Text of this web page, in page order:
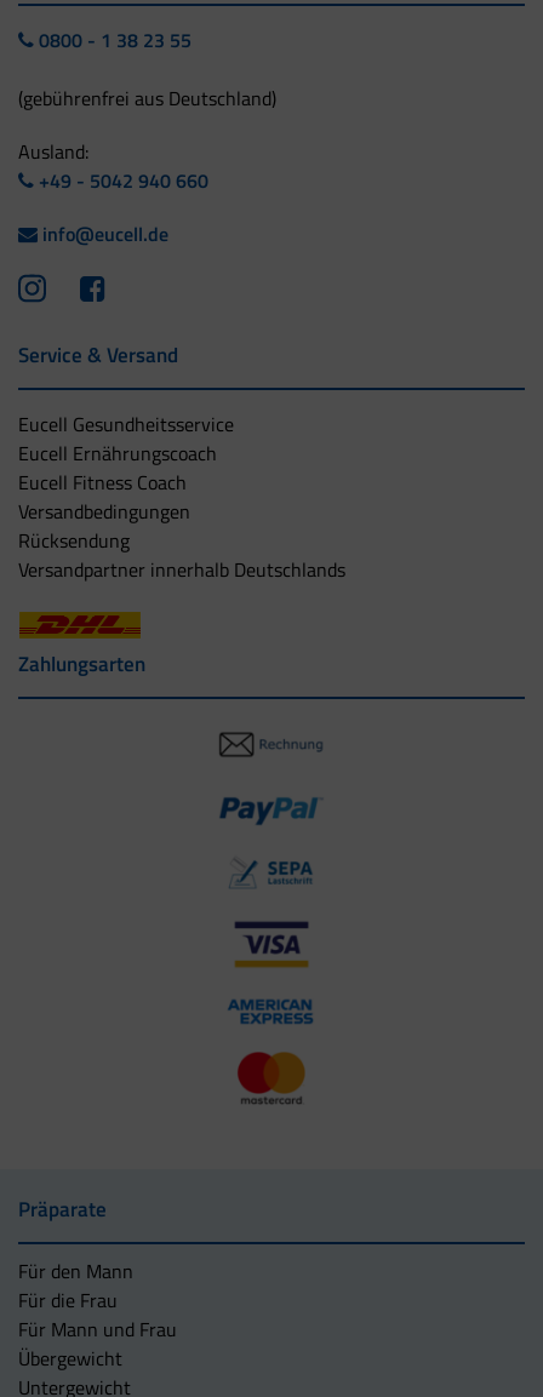
0800 - 1 38 23 55
(gebührenfrei aus Deutschland)
Ausland:
+49 - 5042 940 660
info@eucell.de
Service & Versand
Eucell Gesundheitsservice
Eucell Ernährungscoach
Eucell Fitness Coach
Versandbedingungen
Rücksendung
Versandpartner innerhalb Deutschlands
Zahlungsarten
Präparate
Für den Mann
Für die Frau
Für Mann und Frau
Übergewicht
Untergewicht